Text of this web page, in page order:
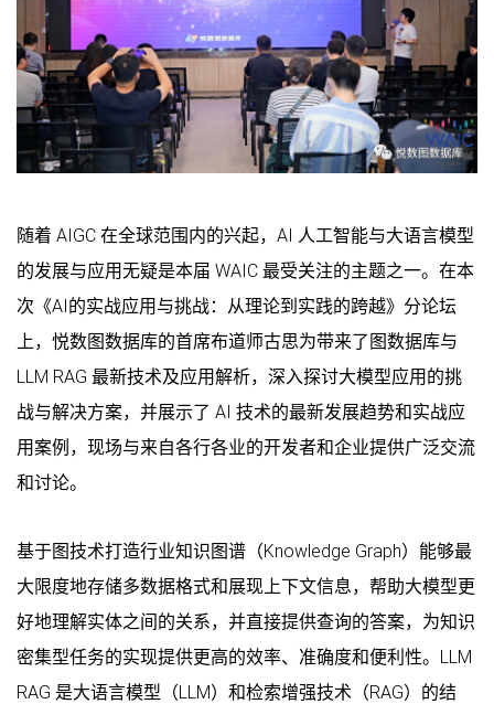
随着 AIGC 在全球范围内的兴起，AI 人工智能与大语言模型
的发展与应用无疑是本届 WAIC 最受关注的主题之一。在本
次《AI的实战应用与挑战：从理论到实践的跨越》分论坛
上，悦数图数据库的首席布道师古思为带来了图数据库与
LLM RAG 最新技术及应用解析，深入探讨大模型应用的挑
战与解决方案，并展示了 AI 技术的最新发展趋势和实战应
用案例，现场与来自各行各业的开发者和企业提供广泛交流
和讨论。
基于图技术打造行业知识图谱（Knowledge Graph）能够最
大限度地存储多数据格式和展现上下文信息，帮助大模型更
好地理解实体之间的关系，并直接提供查询的答案，为知识
密集型任务的实现提供更高的效率、准确度和便利性。LLM
RAG 是大语言模型（LLM）和检索增强技术（RAG）的结